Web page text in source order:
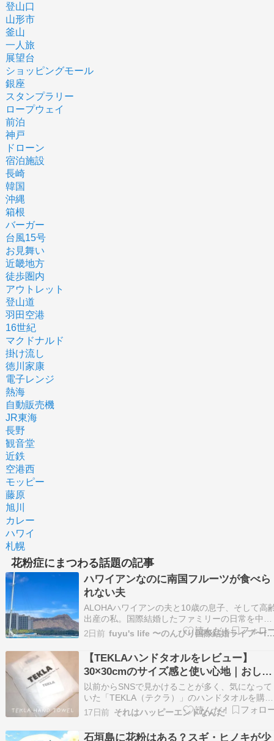
登山口
山形市
釜山
一人旅
展望台
ショッピングモール
銀座
スタンプラリー
ロープウェイ
前泊
神戸
ドローン
宿泊施設
長崎
韓国
沖縄
箱根
バーガー
台風15号
お見舞い
近畿地方
徒歩圏内
アウトレット
登山道
羽田空港
16世紀
マクドナルド
掛け流し
徳川家康
電子レンジ
熱海
自動販売機
JR東海
長野
観音堂
近鉄
空港西
モッピー
藤原
旭川
カレー
ハワイ
札幌
花粉症にまつわる話題の記事
ハワイアンなのに南国フルーツが食べら
れない夫
ALOHAハワイアンの夫と10歳の息子、そして高
出産の私。国際結婚したファミリーの日常を中心
に、育児・旅行・食べ物など、毎日のあれこれを
のんびりと書いています。 バナナの日 バナナの
保存は冷蔵派？常温派？▼本日限定！ブログスタ
ンプ 今日はバナナの日だそうですさて、今日のお
題は…
2日前 fuyu's life 〜のんびり国際
【TEKLAハンドタオルをレビュー】
30×30cmのサイズ感と使い心地｜おしゃ
れでプレゼントにもおすすめ
以前からSNSで見かけることが多く、気になって
いた「TEKLA（テクラ）」のハンドタオルを購入
しました。 今回選んだのは、「TERRY TOWELS
SOLID」の30×30cmサイズ。カラーは、柔らかな
色合いのアイボリーです。 僕は普段から、なるべ
17日前 それはハッピーエンドなんだ
石垣島に花粉はある？スギ・ヒノキが少